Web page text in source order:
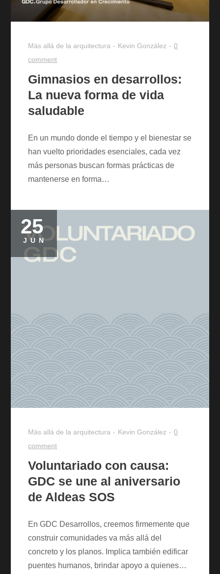
Más allá de la arquitectura Kevin González
0
comment
Gimnasios en desarrollos:
La nueva forma de vida
saludable
En un mundo donde el tiempo y el bienestar se
han vuelto prioridades esenciales, cada vez
más personas buscan formas prácticas de
mantenerse en forma…
Posted
on
25
JUN
Más allá de la arquitectura Kevin González
0
comment
Voluntariado con causa:
GDC se une al aniversario
de Aldeas SOS
En GDC Desarrollos, creemos firmemente que
construir comunidades va más allá del
concreto y los planos. Implica también edificar
puentes humanos, brindar apoyo a quienes…